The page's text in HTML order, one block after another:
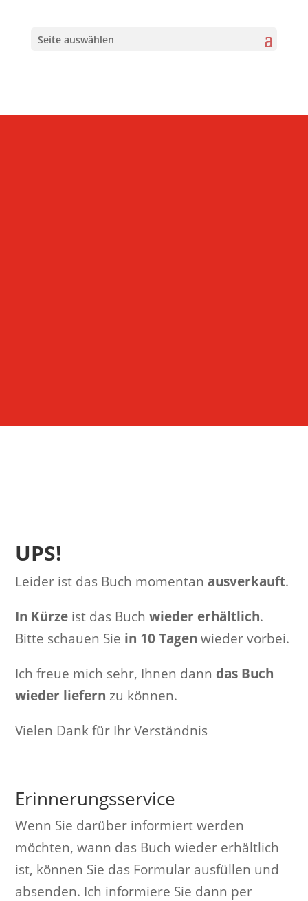
Seite auswählen
UPS!
Leider ist das Buch momentanausverkauft.
In Kürze ist das Buchwieder erhältlich.
Bitte schauen Sie in 10 Tagen wieder vorbei.
Ich freue mich sehr, Ihnen dann das Buch
wieder liefern zu können.
Vielen Dank für Ihr Verständnis
Erinnerungsservice
Wenn Sie darüber informiert werden
möchten, wann das Buch wieder erhältlich
ist, können Sie das Formular ausfüllen und
absenden. Ich informiere Sie dann per